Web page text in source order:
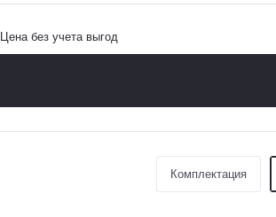
Цена без учета выгод
Комплектация